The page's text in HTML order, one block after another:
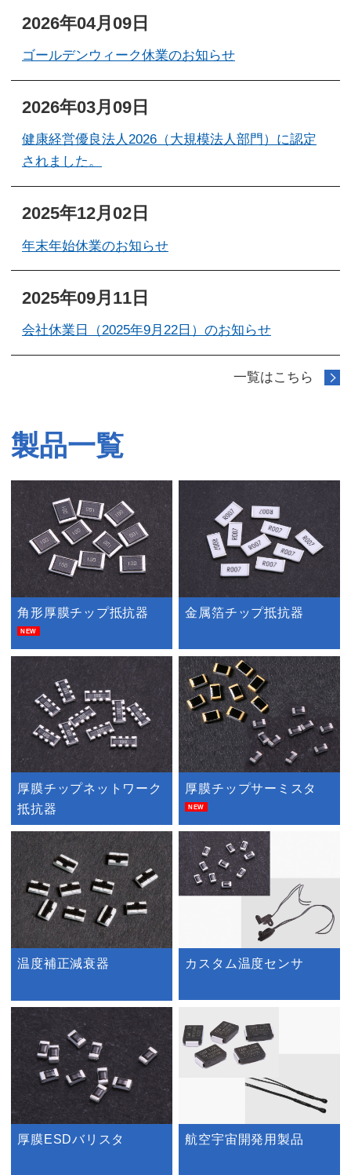
2026年04月09日
ゴールデンウィーク休業のお知らせ
2026年03月09日
健康経営優良法人2026（大規模法人部門）に認定
されました。
2025年12月02日
年末年始休業のお知らせ
2025年09月11日
会社休業日（2025年9月22日）のお知らせ
一覧はこちら
製品一覧
角形厚膜チップ抵抗器
NEW
金属箔チップ抵抗器
厚膜チップネットワーク
抵抗器
厚膜チップサーミスタ
NEW
温度補正減衰器 カスタム温度センサ
厚膜ESDバリスタ 航空宇宙開発用製品